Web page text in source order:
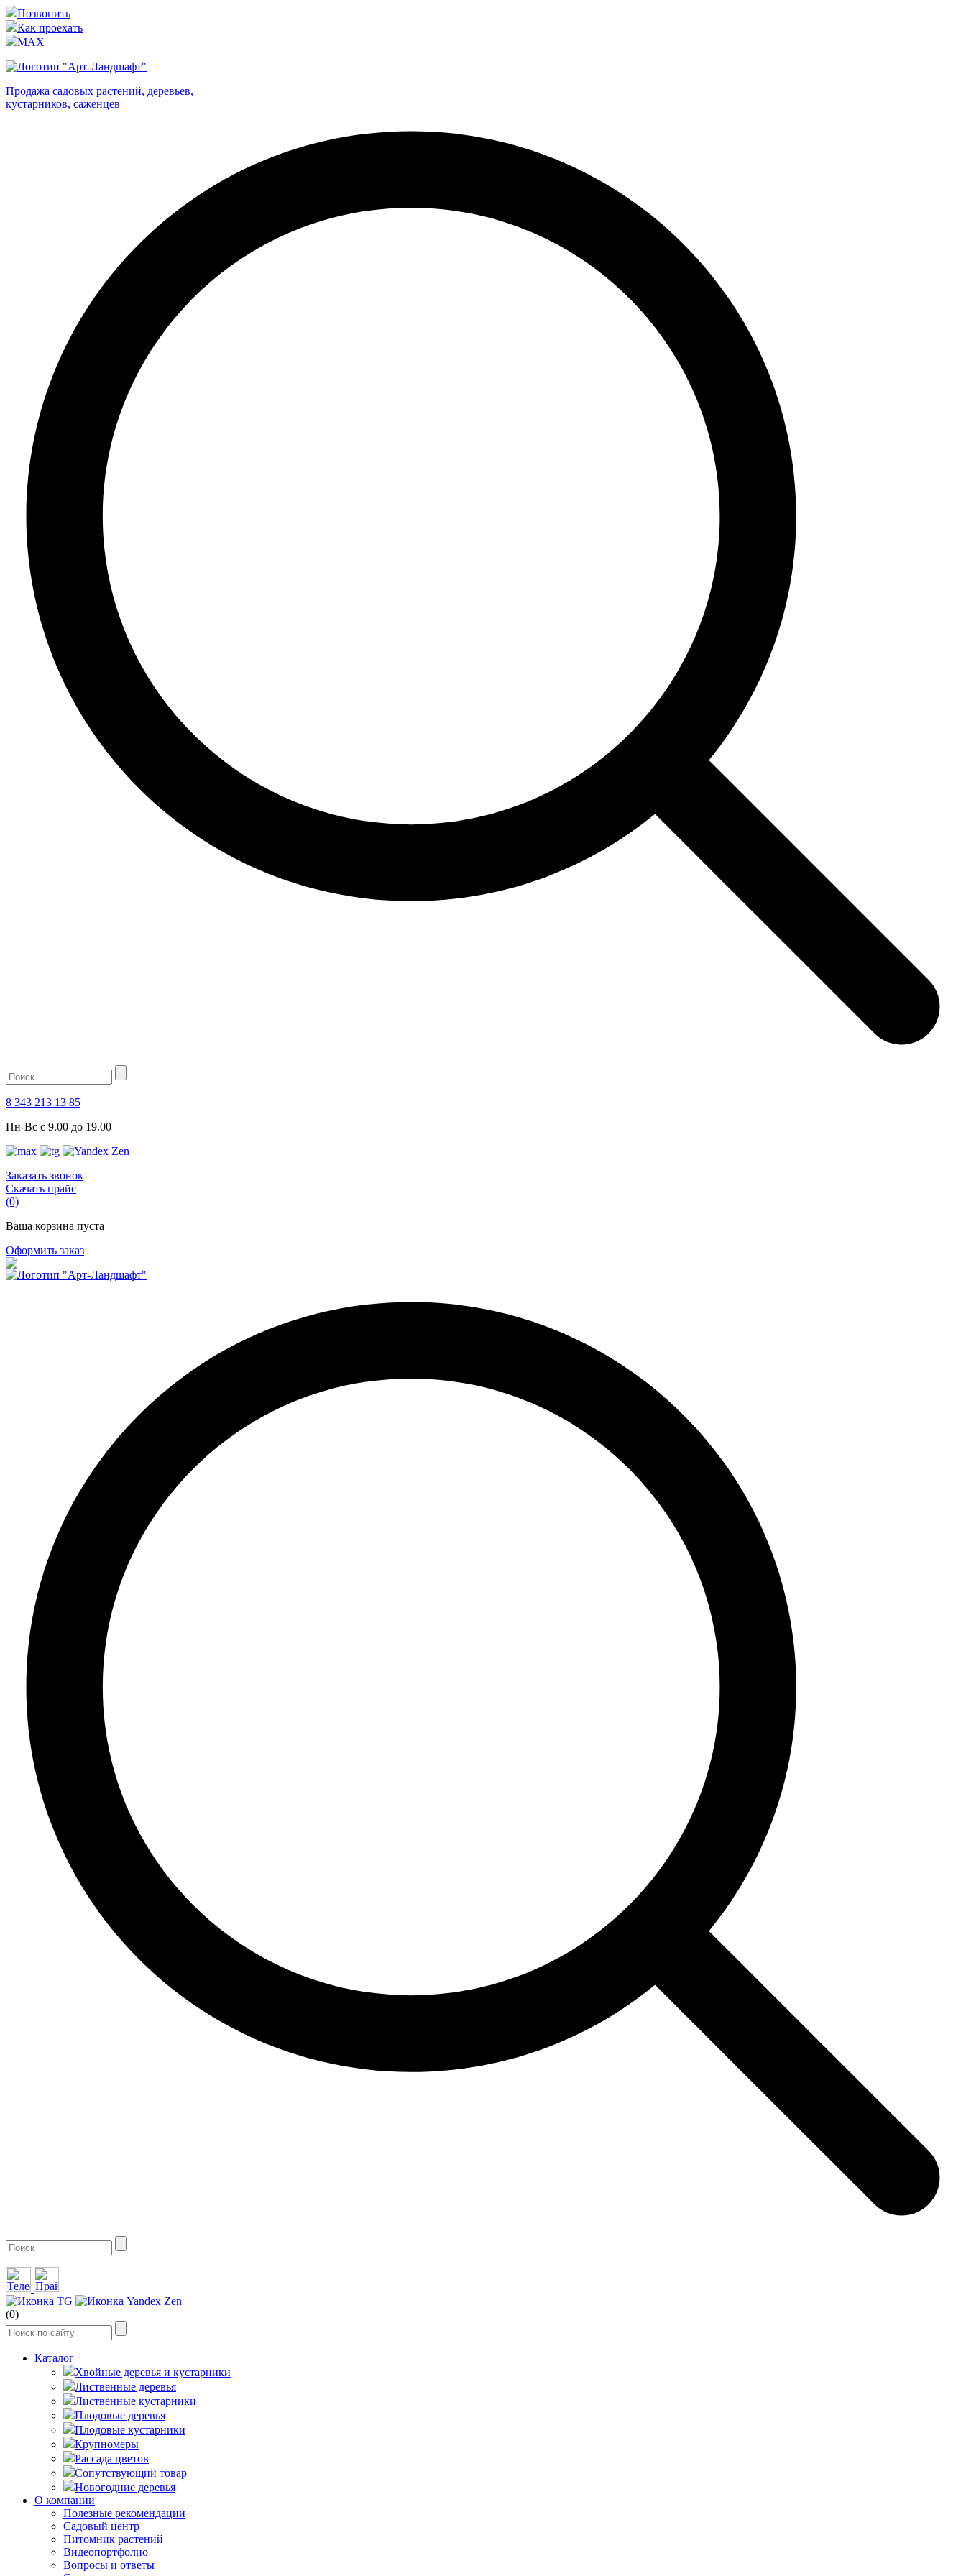
Позвонить
Как проехать
MAX
Продажа садовых растений, деревьев,
кустарников, саженцев
8 343 213 13 85
Пн-Вс с 9.00 до 19.00
Заказать звонок
Скачать прайс
(0)
Ваша корзина пуста
Оформить заказ
(0)
Каталог
Хвойные деревья и кустарники
Лиственные деревья
Лиственные кустарники
Плодовые деревья
Плодовые кустарники
Крупномеры
Рассада цветов
Сопутствующий товар
Новогодние деревья
О компании
Полезные рекомендации
Садовый центр
Питомник растений
Видеопортфолио
Вопросы и ответы